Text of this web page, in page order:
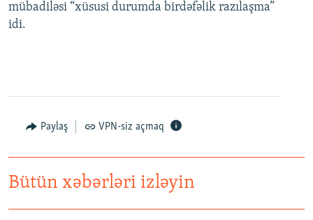
mübadiləsi “xüsusi durumda birdəfəlik razılaşma”
idi.
Paylaş VPN-siz açmaq
Bütün xəbərləri izləyin